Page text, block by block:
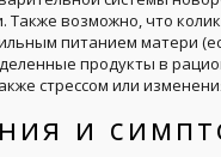
Также возможно, что
питанием матери
продукты в
стрессом или
и